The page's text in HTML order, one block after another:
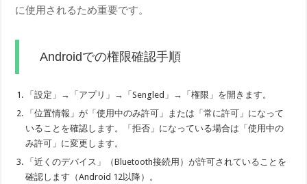
に使用されるため重要です。
Androidでの権限確認手順
「設定」→「アプリ」→「Sengled」→「権限」を開きます。
「位置情報」が「使用中のみ許可」または「常に許可」になって
いることを確認します。「拒否」になっている場合は「使用中の
み許可」に変更します。
「近くのデバイス」（Bluetooth接続用）が許可されていることを
確認します（Android 12以降）。